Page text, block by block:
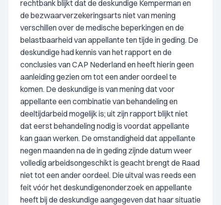
rechtbank blijkt dat de deskundige Kemperman en
de bezwaarverzekeringsarts niet van mening
verschillen over de medische beperkingen en de
belastbaarheid van appellante ten tijde in geding. De
deskundige had kennis van het rapport en de
conclusies van CAP Nederland en heeft hierin geen
aanleiding gezien om tot een ander oordeel te
komen. De deskundige is van mening dat voor
appellante een combinatie van behandeling en
deeltijdarbeid mogelijk is; uit zijn rapport blijkt niet
dat eerst behandeling nodig is voordat appellante
kan gaan werken. De omstandigheid dat appellante
negen maanden na de in geding zijnde datum weer
volledig arbeidsongeschikt is geacht brengt de Raad
niet tot een ander oordeel. Die uitval was reeds een
feit vóór het deskundigenonderzoek en appellante
heeft bij de deskundige aangegeven dat haar situatie